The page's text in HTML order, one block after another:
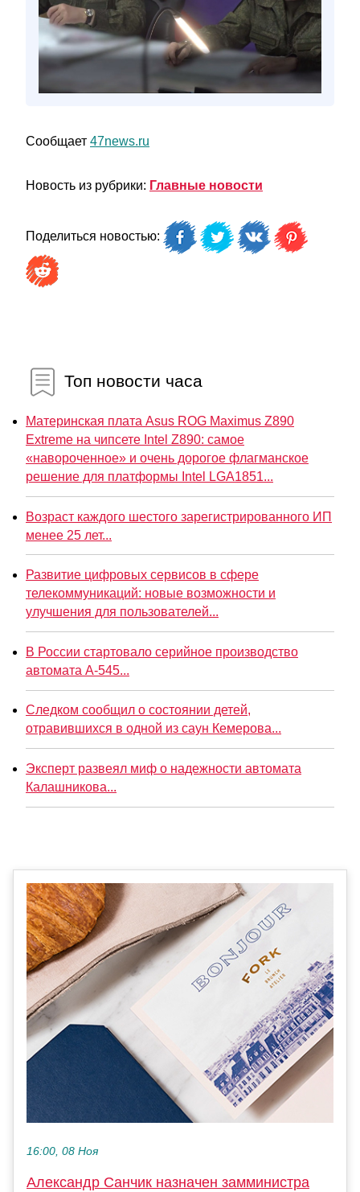
Сообщает 47news.ru
Новость из рубрики: Главные новости
Поделиться новостью:
Топ новости часа
Материнская плата Asus ROG Maximus Z890
Extreme на чипсете Intel Z890: самое
«навороченное» и очень дорогое флагманское
решение для платформы Intel LGA1851...
Возраст каждого шестого зарегистрированного ИП
менее 25 лет...
Развитие цифровых сервисов в сфере
телекоммуникаций: новые возможности и
улучшения для пользователей...
В России стартовало серийное производство
автомата А-545...
Следком сообщил о состоянии детей,
отравившихся в одной из саун Кемерова...
Эксперт развеял миф о надежности автомата
Калашникова...
16:00, 08 Ноя
Александр Санчик назначен замминистра